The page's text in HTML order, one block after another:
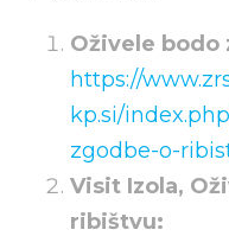
Oživele bodo
https://
kp.si/
zgodbe-o-
Visit Izola,
ribištvu: